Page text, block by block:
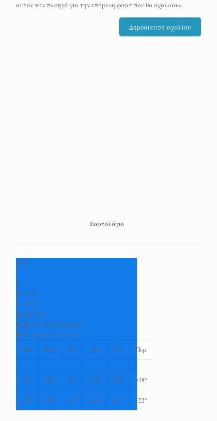
αυτόν τον πλοηγό για την επόμενη φορά που θα σχολιάσω.
Εορτολόγιο
+34
°
C
H: +39°
L: +25°
Καρδίτσα
Σάββατο, 08 Αύγουστος
Πρόγνωση για 7 μέρες
Παρ
Κυρ Δευ Τρι Τετ Πεμ
+36° +40° +37° +38° +39° +38°
+25° +28° +25° +24° +23° +22°